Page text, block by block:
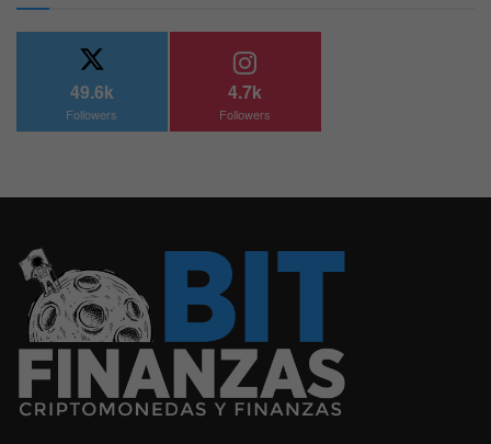
49.6k
Followers
4.7k
Followers